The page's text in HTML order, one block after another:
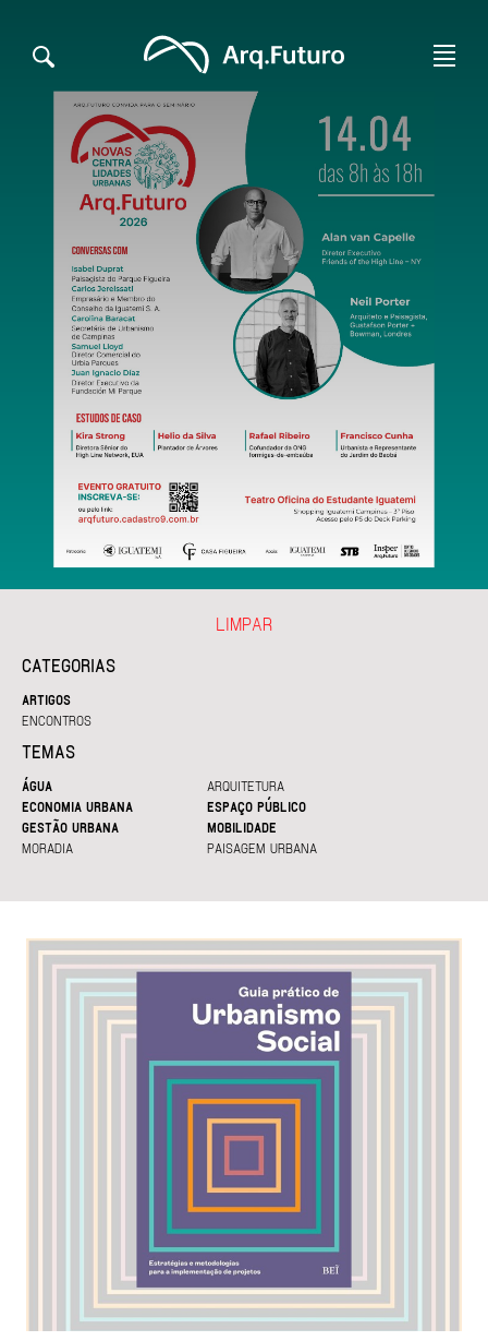
CATEGORIAS
ARTIGOS
ENCONTROS
TEMAS
ÁGUA
ARQUITETURA
ECONOMIA URBANA
ESPAÇO PÚBLICO
GESTÃO URBANA
MOBILIDADE
MORADIA
PAISAGEM URBANA
LIMPAR